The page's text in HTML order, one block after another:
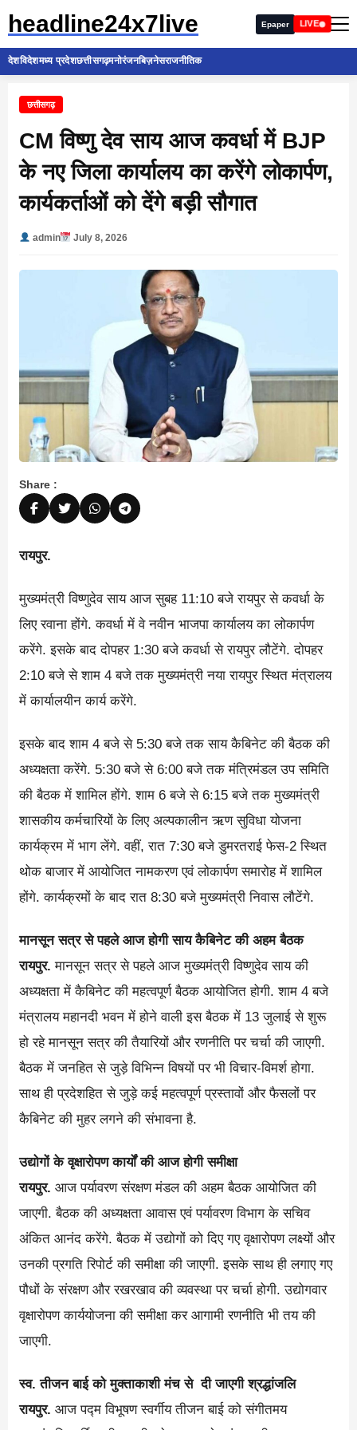
headline24x7live Epaper LIVE
देशविदेशमध्य प्रदेशछत्तीसगढ़मनोरंजनबिज़नेसराजनीतिक
छत्तीसगढ़
CM विष्णु देव साय आज कवर्धा में BJP
के नए जिला कार्यालय का करेंगे लोकार्पण,
कार्यकर्ताओं को देंगे बड़ी सौगात
admin July 8, 2026
Share :
रायपुर.
मुख्यमंत्री विष्णुदेव साय आज सुबह 11:10 बजे रायपुर से कवर्धा के
लिए रवाना होंगे. कवर्धा में वे नवीन भाजपा कार्यालय का लोकार्पण
करेंगे. इसके बाद दोपहर 1:30 बजे कवर्धा से रायपुर लौटेंगे. दोपहर
2:10 बजे से शाम 4 बजे तक मुख्यमंत्री नया रायपुर स्थित मंत्रालय
में कार्यालयीन कार्य करेंगे.
इसके बाद शाम 4 बजे से 5:30 बजे तक साय कैबिनेट की बैठक की
अध्यक्षता करेंगे. 5:30 बजे से 6:00 बजे तक मंत्रिमंडल उप समिति
की बैठक में शामिल होंगे. शाम 6 बजे से 6:15 बजे तक मुख्यमंत्री
शासकीय कर्मचारियों के लिए अल्पकालीन ऋण सुविधा योजना
कार्यक्रम में भाग लेंगे. वहीं, रात 7:30 बजे डुमरतराई फेस-2 स्थित
थोक बाजार में आयोजित नामकरण एवं लोकार्पण समारोह में शामिल
होंगे. कार्यक्रमों के बाद रात 8:30 बजे मुख्यमंत्री निवास लौटेंगे.
मानसून सत्र से पहले आज होगी साय कैबिनेट की अहम बैठक
रायपुर.मानसून सत्र से पहले आज मुख्यमंत्री विष्णुदेव साय की
अध्यक्षता में कैबिनेट की महत्वपूर्ण बैठक आयोजित होगी. शाम 4 बजे
मंत्रालय महानदी भवन में होने वाली इस बैठक में 13 जुलाई से शुरू
हो रहे मानसून सत्र की तैयारियों और रणनीति पर चर्चा की जाएगी.
बैठक में जनहित से जुड़े विभिन्न विषयों पर भी विचार-विमर्श होगा.
साथ ही प्रदेशहित से जुड़े कई महत्वपूर्ण प्रस्तावों और फैसलों पर
कैबिनेट की मुहर लगने की संभावना है.
उद्योगों के वृक्षारोपण कार्यों की आज होगी समीक्षा
रायपुर. आज पर्यावरण संरक्षण मंडल की अहम बैठक आयोजित की
जाएगी. बैठक की अध्यक्षता आवास एवं पर्यावरण विभाग के सचिव
अंकित आनंद करेंगे. बैठक में उद्योगों को दिए गए वृक्षारोपण लक्ष्यों और
उनकी प्रगति रिपोर्ट की समीक्षा की जाएगी. इसके साथ ही लगाए गए
पौधों के संरक्षण और रखरखाव की व्यवस्था पर चर्चा होगी. उद्योगवार
वृक्षारोपण कार्ययोजना की समीक्षा कर आगामी रणनीति भी तय की
जाएगी.
स्व. तीजन बाई को मुक्ताकाशी मंच से दी जाएगी श्रद्धांजलि
रायपुर. आज पद्म विभूषण स्वर्गीय तीजन बाई को संगीतमय